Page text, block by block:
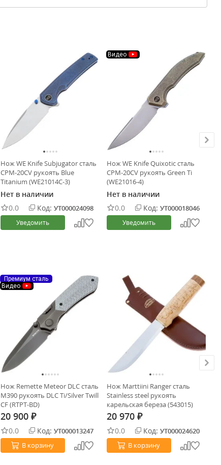
Нож WE Knife Subjugator сталь
CPM-20CV рукоять Blue
Titanium (WE21014C-3)
Нет в наличии
0.0
Код: УТ000024098
Уведомить
Видео
Нож WE Knife Quixotic сталь
CPM-20CV рукоять Green Ti
(WE21016-4)
Нет в наличии
0.0
Код: УТ000018046
Уведомить
Премиум сталь
Видео
Нож Remette Meteor DLC сталь
M390 рукоять DLC Ti/Silver Twill
CF (RTPT-BD)
20 900 ₽
0.0 Код: УТ000013247
В корзину
Нож Marttiini Ranger сталь
Stainless steel рукоять
карельская береза (543015)
20 970 ₽
0.0 Код: УТ000024620
В корзину